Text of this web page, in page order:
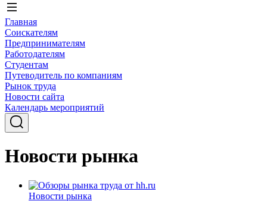
Главная
Соискателям
Предпринимателям
Работодателям
Студентам
Путеводитель по компаниям
Рынок труда
Новости сайта
Календарь мероприятий
Новости рынка
Новости рынка